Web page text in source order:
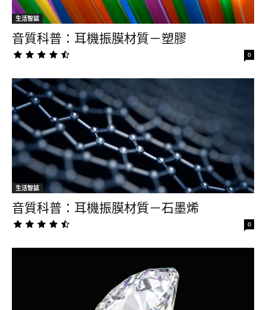
生活智誌
音質科普：耳機振膜材質－塑膠
0
生活智誌
音質科普：耳機振膜材質－石墨烯
0